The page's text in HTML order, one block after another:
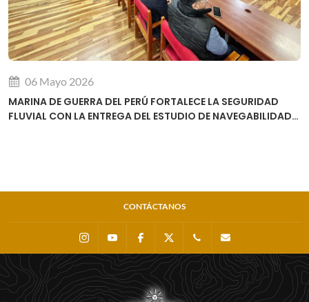
06 Mayo 2026
MARINA DE GUERRA DEL PERÚ FORTALECE LA SEGURIDAD
FLUVIAL CON LA ENTREGA DEL ESTUDIO DE NAVEGABILIDAD
CONTÁCTANOS
InstagramYoutube Facebook 0511 - 207 8160